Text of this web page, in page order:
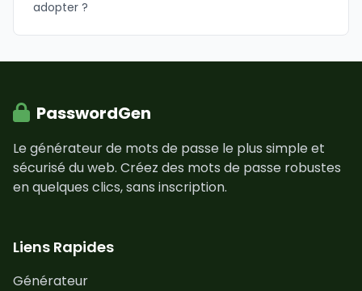
adopter ?
PasswordGen
Le générateur de mots de passe le plus simple et
sécurisé du web. Créez des mots de passe robustes
en quelques clics, sans inscription.
Liens Rapides
Générateur